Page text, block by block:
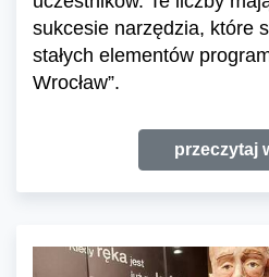
sukcesie narzędzia, które
stałych elementów
Wrocław”.
przeczytaj